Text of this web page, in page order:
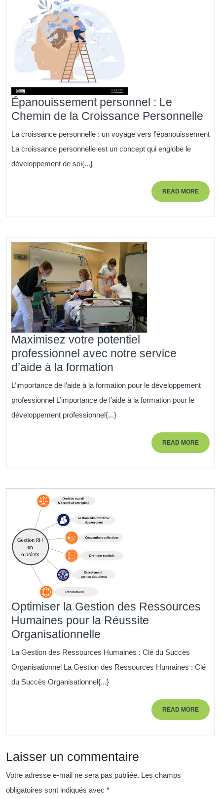
Épanouissement personnel : Le
Chemin de la Croissance Personnelle
de
la
La croissance personnelle : un voyage vers l’épanouissement
La croissance personnelle est un concept qui englobe le
développement de soi{...}
READ MOREREAD
MORE
Maximisez votre potentiel
professionnel avec notre service
d’aide à la formation
votre
potentiel
professionnel
avec
la
L’importance de l’aide à la formation pour le développement
professionnel L’importance de l’aide à la formation pour le
développement professionnel{...}
READ MOREREAD
MORE
Optimiser la Gestion des Ressources
Humaines pour la Réussite
Organisationnelle
la
Gestion
Ressources
Organisationnelle
La Gestion des Ressources Humaines : Clé du Succès
Organisationnel La Gestion des Ressources Humaines : Clé
du Succès Organisationnel{...}
READ MOREREAD
MORE
Laisser un commentaire
Votre adresse e-mail ne sera pas publiée. Les champs
obligatoires sont indiqués avec *